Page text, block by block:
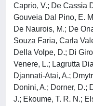
Caprio, V.; De Cassia
Gouveia Dal Pino, E.
De Naurois, M.; De
Souza Faria, Carla
Della Volpe, D.; Di
Venere, L.; Lagrutta
Djannati-Atai, A.;
Donini, A.; Dorner, D.;
J.; Ekoume, T. R. N.;